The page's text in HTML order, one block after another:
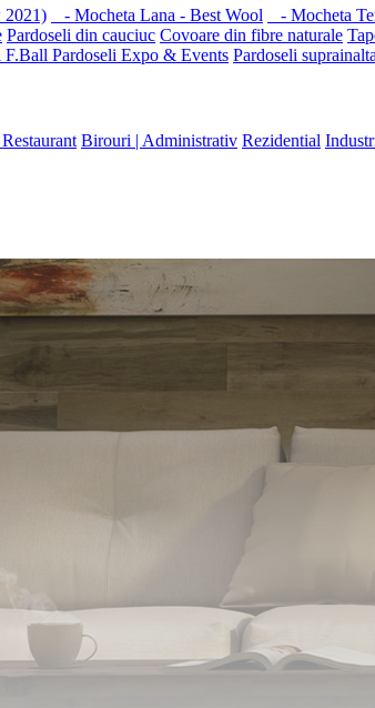
2021) - Mocheta Lana - Best Wool - Mocheta
Pardoseli din cauciuc Covoare din fibre naturale
F.Ball Pardoseli Expo & Events Pardoseli
Birouri | Administrativ Rezidential